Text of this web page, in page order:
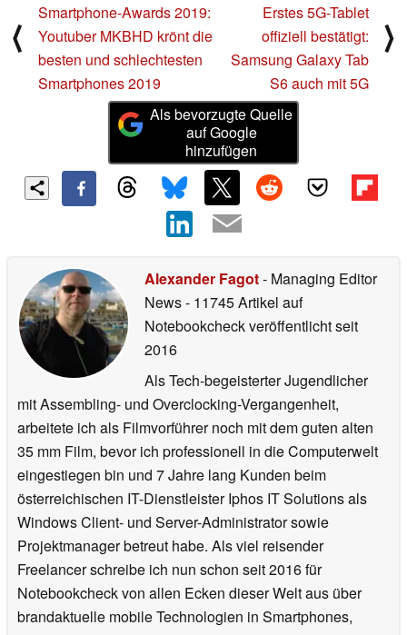
⟨
Smartphone-Awards 2019:
Youtuber MKBHD krönt die
besten und schlechtesten
Smartphones 2019
Erstes 5G-Tablet
offiziell bestätigt:
Samsung Galaxy Tab
S6 auch mit 5G
⟩
Als bevorzugte Quelle
auf Google
hinzufügen
Alexander Fagot- Managing Editor
News- 11745 Artikel auf
Notebookcheck veröffentlichtseit
2016
Als Tech-begeisterter Jugendlicher
mit Assembling- und Overclocking-Vergangenheit,
arbeitete ich als Filmvorführer noch mit dem guten alten
35 mm Film, bevor ich professionell in die Computerwelt
eingestiegen bin und 7 Jahre lang Kunden beim
österreichischen IT-Dienstleister Iphos IT Solutions als
Windows Client- und Server-Administrator sowie
Projektmanager betreut habe. Als viel reisender
Freelancer schreibe ich nun schon seit 2016 für
Notebookcheck von allen Ecken dieser Welt aus über
brandaktuelle mobile Technologien in Smartphones,